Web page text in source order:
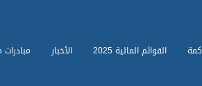
القوائم المالية 2025 الأخبار